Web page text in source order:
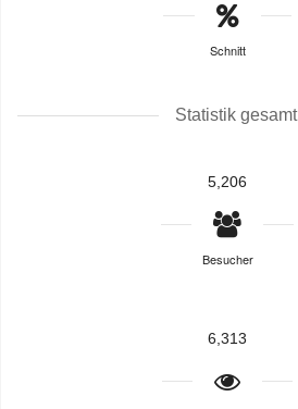
Schnitt
Statistik gesamt
5,206
Besucher
6,313